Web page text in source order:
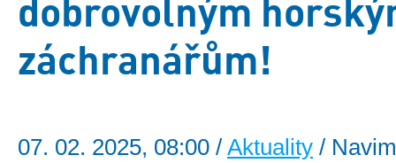
dobrovolným
záchranářům!
07. 02. 2025, 08:00 / Aktuality /